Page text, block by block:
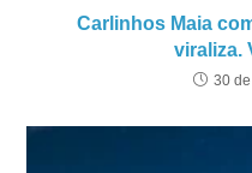
Carlinhos Maia
viraliza.
30